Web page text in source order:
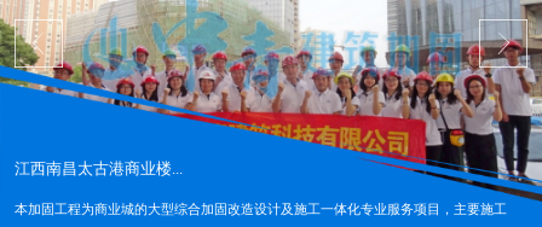
江西南昌太古港商业楼...
本加固工程为商业城的大型综合加固改造设计及施工一体化专业服务项目，主要施工